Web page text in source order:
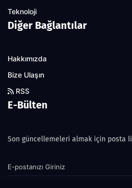
Teknoloji
Diğer Bağlantılar
Hakkımızda
Bize Ulaşın
RSS
E-Bülten
Son güncellemeleri almak için posta